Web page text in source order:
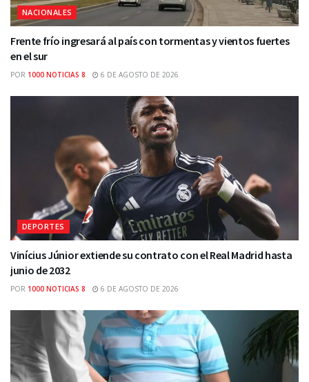
NACIONALES
Frente frío ingresará al país con tormentas y vientos fuertes
en el sur
POR 1000 NOTICIAS 8 6 DE AGOSTO DE 2026
DEPORTES
Vinícius Júnior extiende su contrato con el Real Madrid hasta
junio de 2032
POR 1000 NOTICIAS 8 6 DE AGOSTO DE 2026